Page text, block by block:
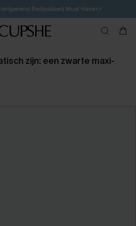
Badpakken| Must Have>>
& ontvang tot 15% korting>>
15% korting | CODE: SW15
zijn: een zwarte maxi-